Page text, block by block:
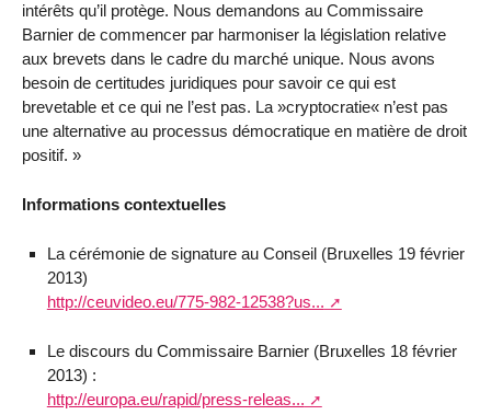
intérêts qu’il protège. Nous demandons au Commissaire
Barnier de commencer par harmoniser la législation relative
aux brevets dans le cadre du marché unique. Nous avons
besoin de certitudes juridiques pour savoir ce qui est
brevetable et ce qui ne l’est pas. La »cryptocratie« n’est pas
une alternative au processus démocratique en matière de droit
positif. »
Informations contextuelles
La cérémonie de signature au Conseil (Bruxelles 19 février
2013)
http://ceuvideo.eu/775-982-12538?us...
Le discours du Commissaire Barnier (Bruxelles 18 février
2013) :
http://europa.eu/rapid/press-releas...